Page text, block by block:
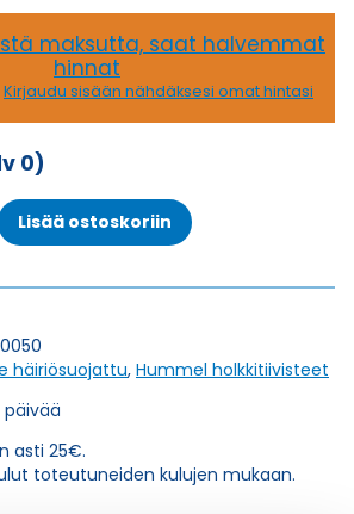
maksutta, saat halvemmat
hinnat
Kirjaudu sisään nähdäksesi omat hintasi
0)
Lisää ostoskoriin
häiriösuojattu, Hummel holkkitiivisteet
päivää
asti 25€.
toteutuneiden kulujen mukaan.